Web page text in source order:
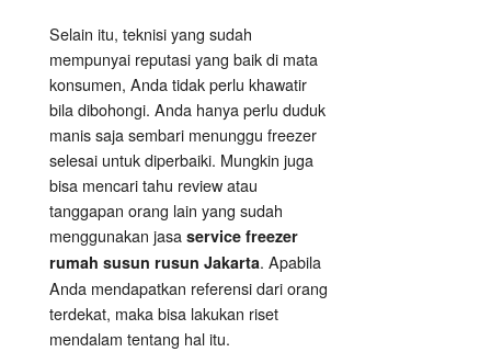
Selain itu, teknisi yang sudah
mempunyai reputasi yang baik di mata
konsumen, Anda tidak perlu khawatir
bila dibohongi. Anda hanya perlu duduk
manis saja sembari menunggu freezer
selesai untuk diperbaiki. Mungkin juga
bisa mencari tahu review atau
tanggapan orang lain yang sudah
menggunakan jasa service freezer
rumah susun rusun Jakarta. Apabila
Anda mendapatkan referensi dari orang
terdekat, maka bisa lakukan riset
mendalam tentang hal itu.